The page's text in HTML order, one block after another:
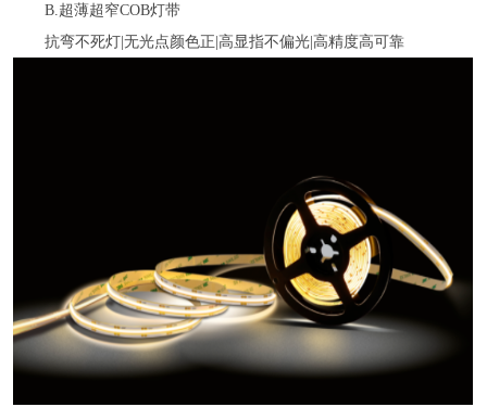
B.超薄超窄COB灯带
抗弯不死灯|无光点颜色正|高显指不偏光|高精度高可靠